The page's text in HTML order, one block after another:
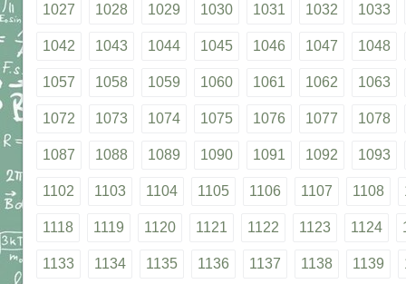
1027 1028 1029 1030 1031 1032 1033
1042 1043 1044 1045 1046 1047 1048
1057 1058 1059 1060 1061 1062 1063
1072 1073 1074 1075 1076 1077 1078
1087 1088 1089 1090 1091 1092 1093
1102 1103 1104 1105 1106 1107 1108
1118 1119 1120 1121 1122 1123 1124
1133 1134 1135 1136 1137 1138 1139